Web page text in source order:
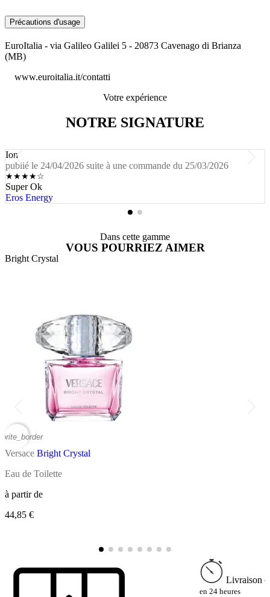
Précautions d'usage
EuroItalia - via Galileo Galilei 5 - 20873 Cavenago di Brianza
(MB)
www.euroitalia.it/contatti
Votre expérience
NOTRE SIGNATURE
Ion
publié le 24/04/2026 suite à une commande du 25/03/2026
★★★★☆
Super Ok
Eros Energy
Dans cette gamme
VOUS POURRIEZ AIMER
Bright Crystal
Versace Bright Crystal
Eau de Toilette
à partir de
44,85 €
Livraison
en 24 heures